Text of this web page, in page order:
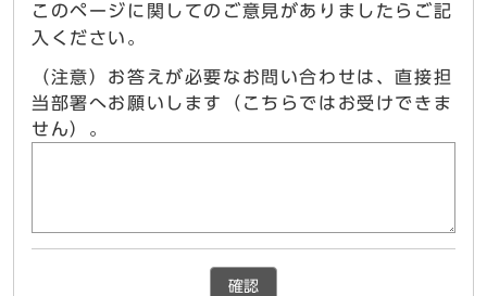
このページに関してのご意見がありましたらご記
入ください。
（注意）お答えが必要なお問い合わせは、直接担
当部署へお願いします（こちらではお受けできま
せん）。
確認